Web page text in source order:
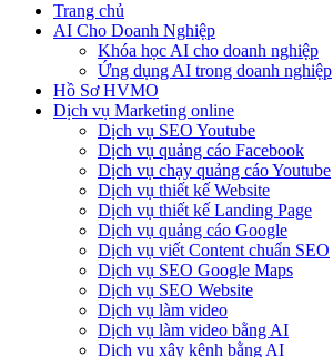
Trang chủ
AI Cho Doanh Nghiệp
Khóa học AI cho doanh nghiệp
Ứng dụng AI trong doanh nghiệp
Hồ Sơ HVMO
Dịch vụ Marketing online
Dịch vụ SEO Youtube
Dịch vụ quảng cáo Facebook
Dịch vụ chạy quảng cáo Youtube
Dịch vụ thiết kế Website
Dịch vụ thiết kế Landing Page
Dịch vụ quảng cáo Google
Dịch vụ viết Content chuẩn SEO
Dịch vụ SEO Google Maps
Dịch vụ SEO Website
Dịch vụ làm video
Dịch vụ làm video bằng AI
Dịch vụ xây kênh bằng AI